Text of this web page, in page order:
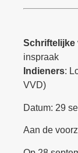
Schriftelijke
inspraak
Indieners:
VVD)
Datum: 29
Aan de